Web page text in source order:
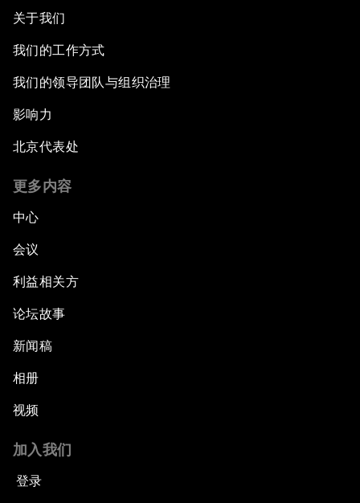
关于我们
我们的工作方式
我们的领导团队与组织治理
影响力
北京代表处
更多内容
中心
会议
利益相关方
论坛故事
新闻稿
相册
视频
加入我们
登录